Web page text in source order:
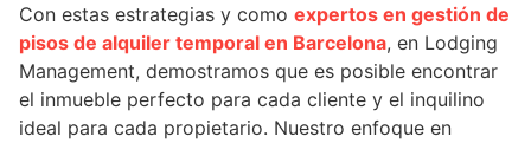
Con estas estrategias y como expertos en gestión de
pisos de alquiler temporal en Barcelona, en Lodging
Management, demostramos que es posible encontrar
el inmueble perfecto para cada cliente y el inquilino
ideal para cada propietario. Nuestro enfoque en